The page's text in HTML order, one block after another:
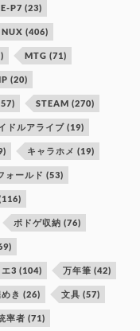
E-P7 (23)
(406)
MTG (71)
(20)
STEAM (270)
ドルアライブ (19)
キャラホメ (19)
ォールド (53)
ボドゲ収納 (76)
3 (104) 万年筆 (42)
き (26) 文具 (57)
率者 (71)